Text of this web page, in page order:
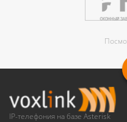
IP-телефония на базе Asterisk